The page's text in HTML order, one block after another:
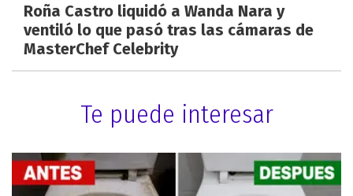
Roña Castro liquidó a Wanda Nara y
ventiló lo que pasó tras las cámaras de
MasterChef Celebrity
Te puede interesar